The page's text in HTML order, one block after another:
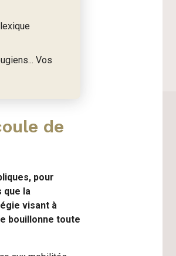
Vos
de
pour
que la
visant à
bouillonne toute